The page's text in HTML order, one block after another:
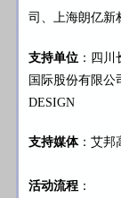
司、上海朗亿新
支持单位 ：四
国际股份有限公
DESIGN
支持媒体：艾邦
活动流程 ：